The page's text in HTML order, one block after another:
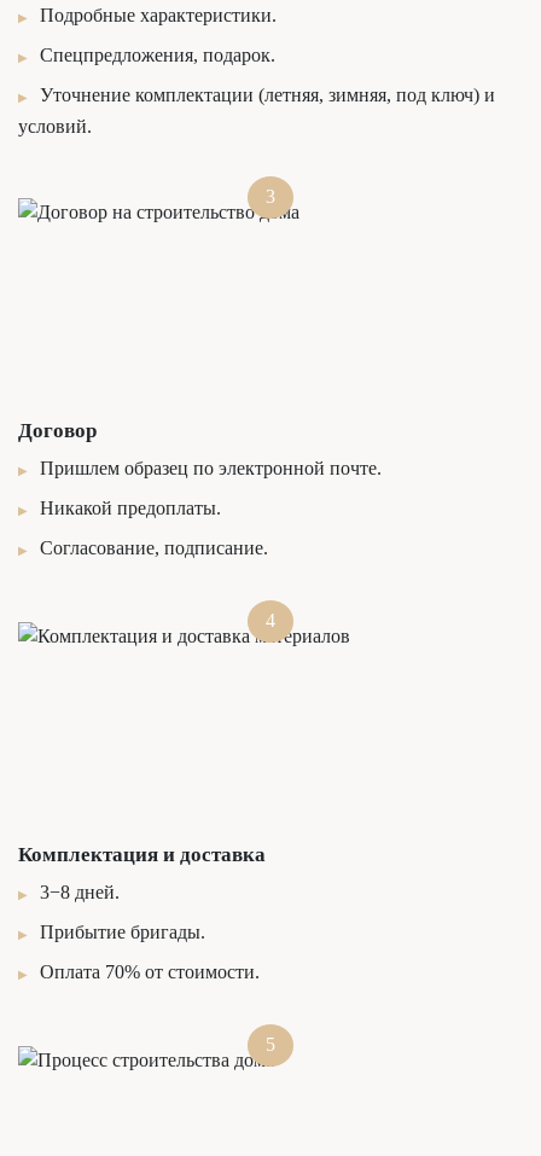
Подробные характеристики.
Спецпредложения, подарок.
Уточнение комплектации (летняя, зимняя, под ключ) и
условий.
3
Договор
Пришлем образец по электронной почте.
Никакой предоплаты.
Согласование, подписание.
4
Комплектация и доставка
3−8 дней.
Прибытие бригады.
Оплата 70% от стоимости.
5